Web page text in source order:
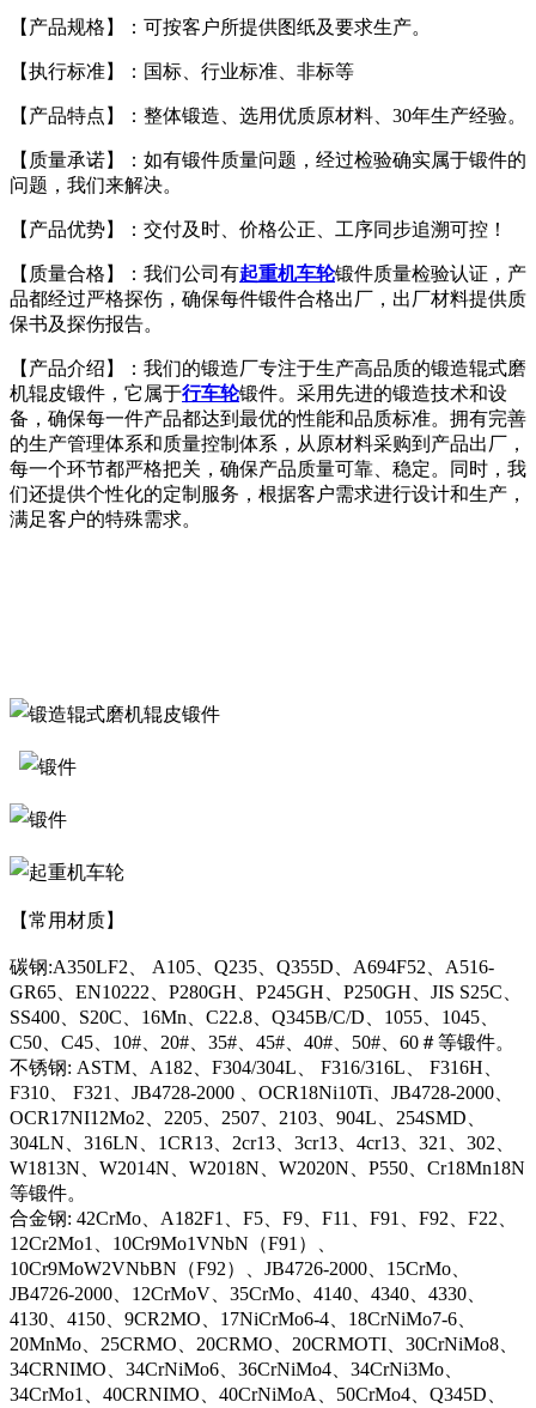
【产品规格】：可按客户所提供图纸及要求生产。
【执行标准】：国标、行业标准、非标等
【产品特点】：整体锻造、选用优质原材料、30年生产经验。
【质量承诺】：如有锻件质量问题，经过检验确实属于锻件的
问题，我们来解决。
【产品优势】：交付及时、价格公正、工序同步追溯可控！
【质量合格】：我们公司有起重机车轮锻件质量检验认证，产
品都经过严格探伤，确保每件锻件合格出厂，出厂材料提供质
保书及探伤报告。
【产品介绍】：我们的锻造厂专注于生产高品质的锻造辊式磨
机辊皮锻件，它属于行车轮锻件。采用先进的锻造技术和设
备，确保每一件产品都达到最优的性能和品质标准。拥有完善
的生产管理体系和质量控制体系，从原材料采购到产品出厂，
每一个环节都严格把关，确保产品质量可靠、稳定。同时，我
们还提供个性化的定制服务，根据客户需求进行设计和生产，
满足客户的特殊需求。
【常用材质】
碳钢:A350LF2、 A105、Q235、Q355D、A694F52、A516-
GR65、EN10222、P280GH、P245GH、P250GH、JIS S25C、
SS400、S20C、16Mn、C22.8、Q345B/C/D、1055、1045、
C50、C45、10#、20#、35#、45#、40#、50#、60＃等锻件。
不锈钢: ASTM、A182、F304/304L、 F316/316L、 F316H、
F310、 F321、JB4728-2000 、OCR18Ni10Ti、JB4728-2000、
OCR17NI12Mo2、2205、2507、2103、904L、254SMD、
304LN、316LN、1CR13、2cr13、3cr13、4cr13、321、302、
W1813N、W2014N、W2018N、W2020N、P550、Cr18Mn18N
等锻件。
合金钢: 42CrMo、A182F1、F5、F9、F11、F91、F92、F22、
12Cr2Mo1、10Cr9Mo1VNbN（F91）、
10Cr9MoW2VNbBN（F92）、JB4726-2000、15CrMo、
JB4726-2000、12CrMoV、35CrMo、4140、4340、4330、
4130、4150、9CR2MO、17NiCrMo6-4、18CrNiMo7-6、
20MnMo、25CRMO、20CRMO、20CRMOTI、30CrNiMo8、
34CRNIMO、34CrNiMo6、36CrNiMo4、34CrNi3Mo、
34CrMo1、40CRNIMO、40CrNiMoA、50CrMo4、Q345D、